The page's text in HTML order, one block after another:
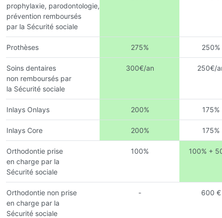
prophylaxie, parodontologie,
prévention remboursés
par la Sécurité sociale
Prothèses 275% 250%
Soins dentaires
non remboursés par
la Sécurité sociale
300€/an 250€/
Inlays Onlays 200% 175%
Inlays Core 200% 175%
Orthodontie prise
en charge par la
Sécurité sociale
100% 100% +
Orthodontie non prise
en charge par la
Sécurité sociale
- 600 €